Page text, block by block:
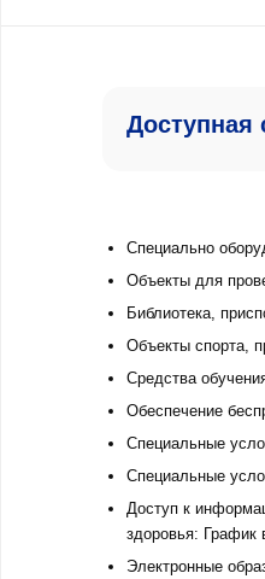
Доступная
Специально
Объекты для
Библиотека,
Объекты спорта,
Средства
Обеспечение
Специальные
Специальные
Доступ к
здоровья: График
Электронные